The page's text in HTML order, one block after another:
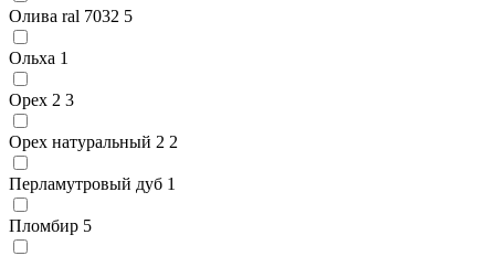
Олива ral 7032 5
Ольха 1
Орех 2 3
Орех натуральный 2 2
Перламутровый дуб 1
Пломбир 5